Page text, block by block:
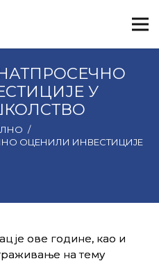
У
/
ОЦЕНИЛИ ИНВЕСТИЦИЈЕ
је ове године, као и
на тему